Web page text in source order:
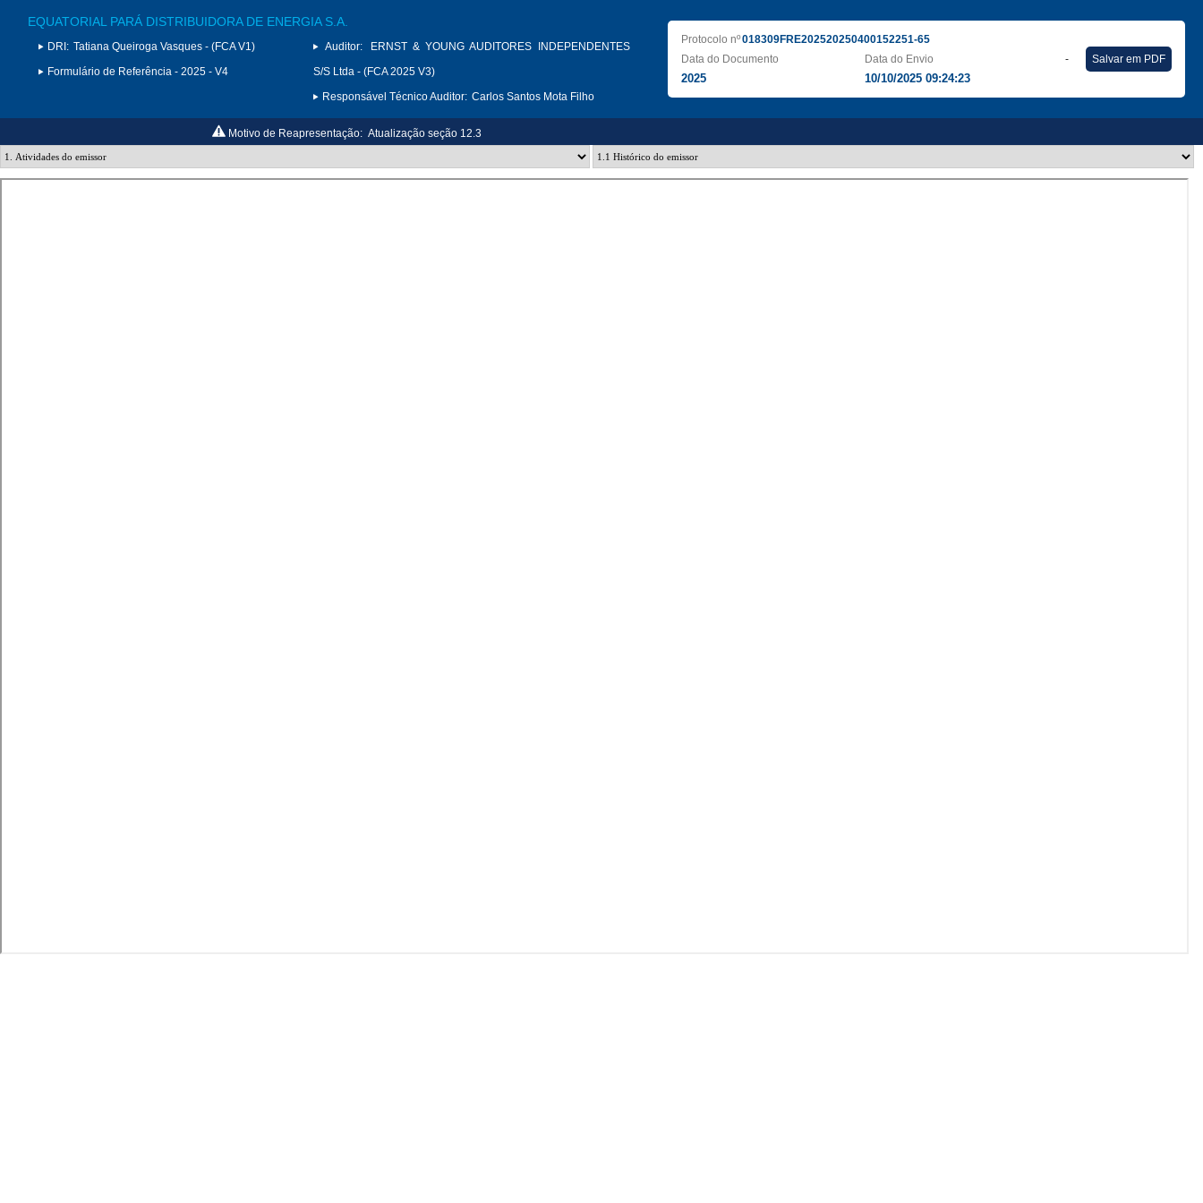
EQUATORIAL PARÁ DISTRIBUIDORA DE ENERGIA S.A.
DRI: Tatiana Queiroga Vasques - (FCA V1)
Formulário de Referência - 2025 - V4
Auditor:
ERNST & YOUNG AUDITORES INDEPENDENTES
S/S Ltda - (FCA 2025 V3)
Responsável Técnico Auditor: Carlos Santos Mota Filho
Protocolo nº018309FRE202520250400152251-65
Data do Documento
2025
Data do Envio
10/10/2025 09:24:23
- Salvar em PDF
Motivo de Reapresentação: Atualização seção 12.3